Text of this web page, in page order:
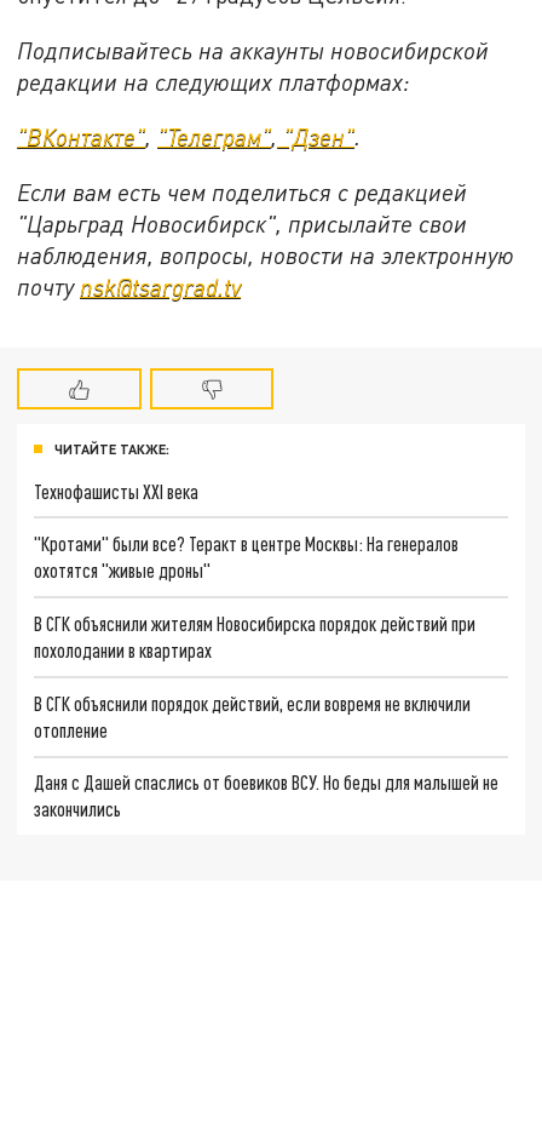
Подписывайтесь на аккаунты новосибирской
редакции на следующих платформах:
"ВКонтакте", "Телеграм", "Дзен".
Если вам есть чем поделиться с редакцией
"Царьград Новосибирск", присылайте свои
наблюдения, вопросы, новости на электронную
почту nsk@tsargrad.tv
ЧИТАЙТЕ ТАКЖЕ:
Технофашисты XXI века
"Кротами" были все? Теракт в центре Москвы: На генералов
охотятся "живые дроны"
В СГК объяснили жителям Новосибирска порядок действий при
похолодании в квартирах
В СГК объяснили порядок действий, если вовремя не включили
отопление
Даня с Дашей спаслись от боевиков ВСУ. Но беды для малышей не
закончились